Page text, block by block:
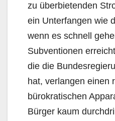
zu überbietenden
ein Unterfangen wie
wenn es schnell
Subventionen
die die
hat, verlangen einen
bürokratischen
Bürger kaum